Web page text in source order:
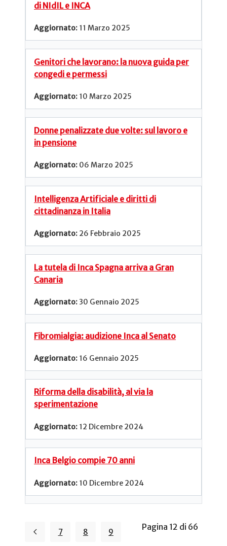
di NIdIL e INCA
11 Marzo 2025
Genitori che lavorano: la nuova guida per
congedi e permessi
10 Marzo 2025
Donne penalizzate due volte: sul lavoro e
in pensione
06 Marzo 2025
Intelligenza Artificiale e diritti di
cittadinanza in Italia
26 Febbraio 2025
La tutela di Inca Spagna arriva a Gran
Canaria
30 Gennaio 2025
Fibromialgia: audizione Inca al Senato
16 Gennaio 2025
Riforma della disabilità, al via la
sperimentazione
12 Dicembre 2024
Inca Belgio compie 70 anni
10 Dicembre 2024
Pagina 12 di 66
7 8 9